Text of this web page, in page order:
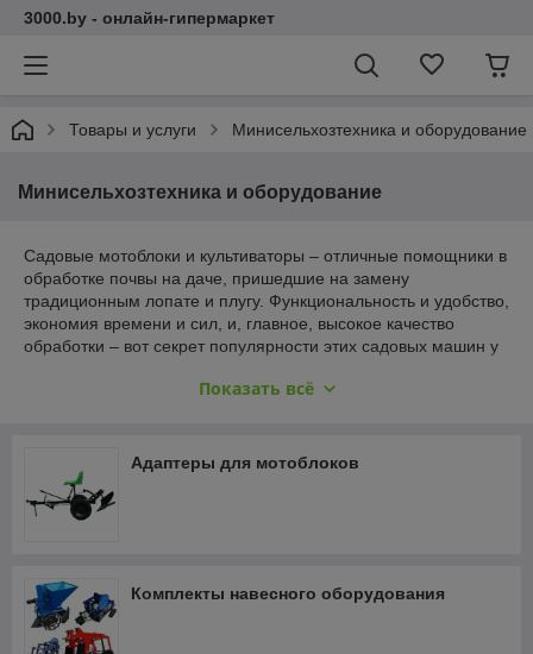
3000.by - онлайн-гипермаркет
Товары и услуги Минисельхозтехника и оборудование
Минисельхозтехника и оборудование
Садовые мотоблоки и культиваторы – отличные помощники в
обработке почвы на даче, пришедшие на замену
традиционным лопате и плугу. Функциональность и удобство,
экономия времени и сил, и, главное, высокое качество
обработки – вот секрет популярности этих садовых машин у
Культиваторы предназначены непосредственно для
которой обычно предусмотрено несколько скоростей
передвижения. Навесное оборудование позволяет сделать
из простого мотоблока мини трактор с функциями
Показать всё
Адаптеры для мотоблоков
Комплекты навесного оборудования